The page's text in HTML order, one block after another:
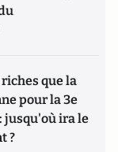
que la
pour la 3e
jusqu'où ira le
?